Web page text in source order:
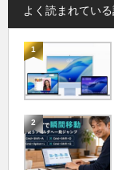
よく読まれてい
1
2